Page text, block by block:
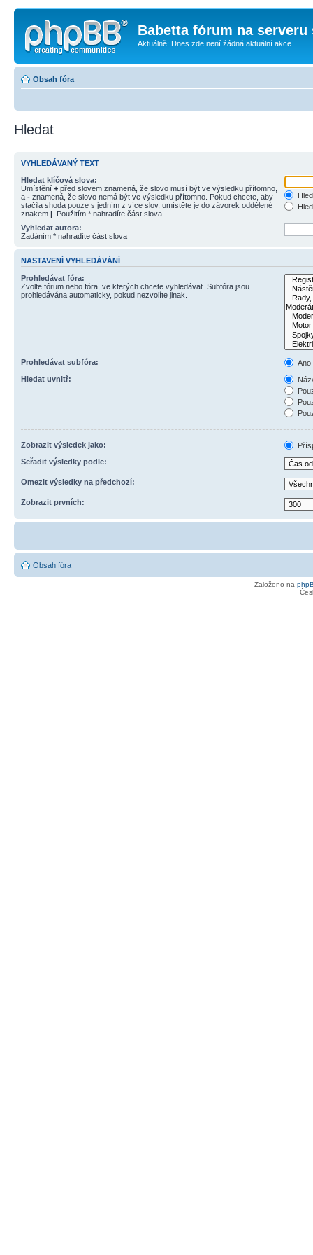
Babetta fórum na serveru
Aktuálně: Dnes zde není žádná aktuální akce...
Obsah fóra
Hledat
VYHLEDÁVANÝ TEXT
Hledat klíčová slova:
Umístění + před slovem znamená, že slovo musí být ve výsledku přítomno,
a - znamená, že slovo nemá být ve výsledku přítomno. Pokud chcete, aby
stačila shoda pouze s jedním z více slov, umístěte je do závorek oddělené
znakem | . Použitím * nahradíte část slova
Vyhledat autora:
Zadáním * nahradíte část slova
NASTAVENÍ VYHLEDÁVÁNÍ
Prohledávat fóra:
Zvolte fórum nebo fóra, ve kterých chcete vyhledávat. Subfóra jsou
prohledávána automaticky, pokud nezvolíte jinak.
Prohledávat subfóra:
Ano
Hledat uvnitř:
Zobrazit výsledek jako:
Seřadit výsledky podle:
Omezit výsledky na předchozí:
Zobrazit prvních:
Obsah fóra
Založeno na